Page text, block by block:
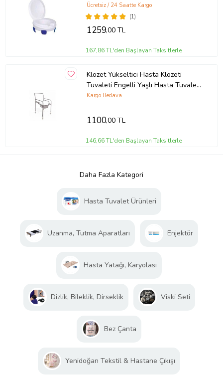
(1)
Ücretsiz / 24 Saatte Kargo
1259,00 TL
167,86 TL'den Başlayan Taksitlerle
Klozet Yükseltici Hasta Klozeti
Tuvaleti Engelli Yaşlı Hasta Tuvalet
Yükseltici
Kargo Bedava
1100,00 TL
146,66 TL'den Başlayan Taksitlerle
Daha Fazla Kategori
Hasta Tuvalet Ürünleri
Uzanma, Tutma Aparatları Enjektör
Hasta Yatağı, Karyolası
Dizlik, Bileklik, Dirseklik Viski Seti
Bez Çanta
Yenidoğan Tekstil & Hastane Çıkışı